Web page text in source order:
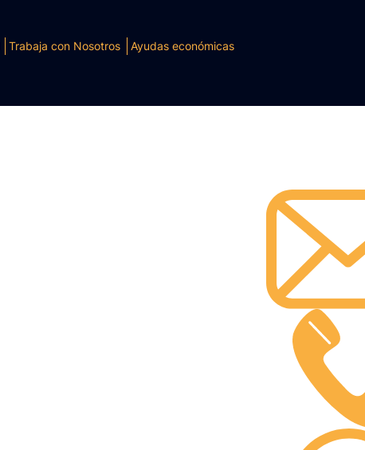
Trabaja con Nosotros Ayudas económicas